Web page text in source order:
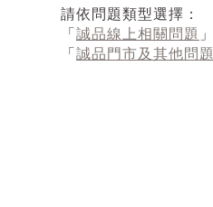
請依問題類型選擇：
「 誠品線上相關問題 」
「 誠品門市及其他問題